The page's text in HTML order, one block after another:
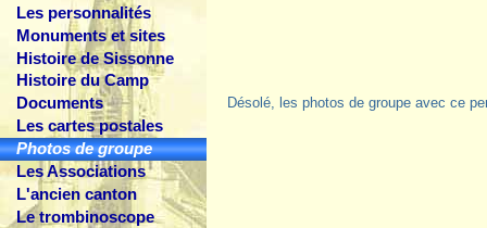
Les personnalités
Monuments et sites
Histoire de Sissonne
Histoire du Camp
Documents
Les cartes postales
Photos de groupe
Les Associations
L'ancien canton
Le trombinoscope
Désolé, les photos de groupe avec ce